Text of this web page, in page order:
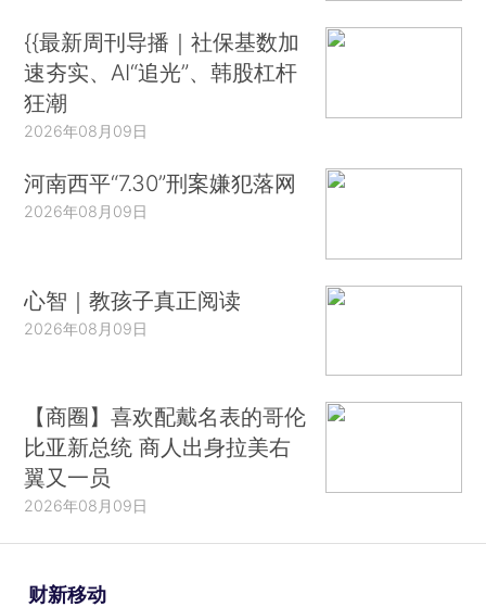
{{最新周刊导播｜社保基数加
速夯实、AI“追光”、韩股杠杆
狂潮
2026年08月09日
河南西平“7.30”刑案嫌犯落网
2026年08月09日
心智｜教孩子真正阅读
2026年08月09日
【商圈】喜欢配戴名表的哥伦
比亚新总统 商人出身拉美右
翼又一员
2026年08月09日
财新移动